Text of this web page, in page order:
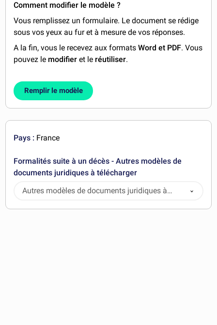
Comment modifier le modèle ?
Vous remplissez un formulaire. Le document se rédige
sous vos yeux au fur et à mesure de vos réponses.
A la fin, vous le recevez aux formatsWord et PDF. Vous
pouvez le modifier et le réutiliser.
Remplir le modèle
Pays : France
Formalités suite à un décès - Autres modèles de
documents juridiques à télécharger
Autres modèles de documents juridiques à
télécharger